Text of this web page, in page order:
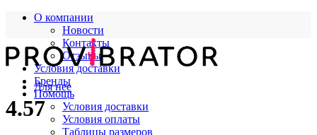
О компании
Новости
Контакты
Отзывы
Условия доставки
Бренды
Помощь
Условия доставки
Условия оплаты
Таблицы размеров
Для нее
4.57